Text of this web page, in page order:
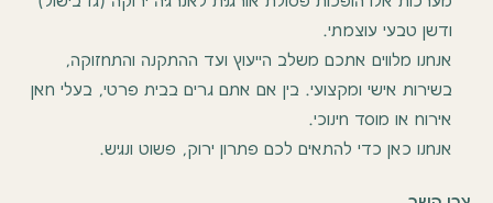
ודשן טבעי עוצמתי.
אנחנו מלווים אתכם משלב הייעוץ ועד ההתקנה והתחזוקה,
בשירות אישי ומקצועי. בין אם אתם גרים בבית פרטי, בעלי חאן
אירוח או מוסד חינוכי.
אנחנו כאן כדי להתאים לכם פתרון ירוק, פשוט ונגיש.